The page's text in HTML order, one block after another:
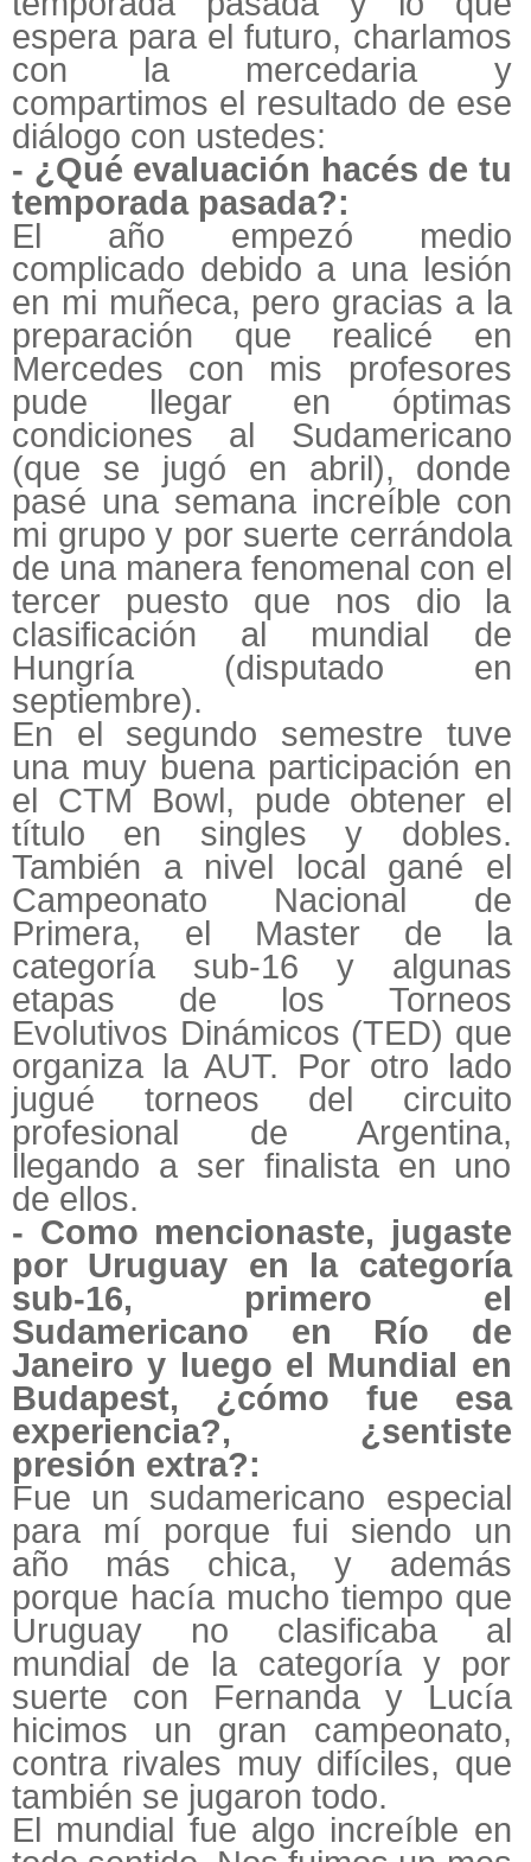
espera para el futuro, charlamos
con la mercedaria y
compartimos el resultado de ese
diálogo con ustedes:
- ¿Qué evaluación hacés de tu
temporada pasada?:
El año empezó medio
complicado debido a una lesión
en mi muñeca, pero gracias a la
preparación que realicé en
Mercedes con mis profesores
pude llegar en óptimas
condiciones al Sudamericano
(que se jugó en abril), donde
pasé una semana increíble con
mi grupo y por suerte cerrándola
de una manera fenomenal con el
tercer puesto que nos dio la
clasificación al mundial de
Hungría (disputado en
septiembre).
En el segundo semestre tuve
una muy buena participación en
el CTM Bowl, pude obtener el
título en singles y dobles.
También a nivel local gané el
Campeonato Nacional de
Primera, el Master de la
categoría sub-16 y algunas
etapas de los Torneos
Evolutivos Dinámicos (TED) que
organiza la AUT. Por otro lado
jugué torneos del circuito
profesional de Argentina,
llegando a ser finalista en uno
de ellos.
- Como mencionaste, jugaste
por Uruguay en la categoría
sub-16, primero el
Sudamericano en Río de
Janeiro y luego el Mundial en
Budapest, ¿cómo fue esa
experiencia?, ¿sentiste
presión extra?:
Fue un sudamericano especial
para mí porque fui siendo un
año más chica, y además
porque hacía mucho tiempo que
Uruguay no clasificaba al
mundial de la categoría y por
suerte con Fernanda y Lucía
hicimos un gran campeonato,
contra rivales muy difíciles, que
también se jugaron todo.
El mundial fue algo increíble en